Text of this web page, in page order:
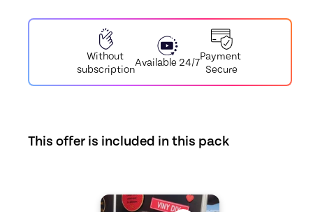
Without
subscription
Available 24/7
Payment
Secure
This offer is included in this pack
Discover the offer🧵 Offre Spéciale